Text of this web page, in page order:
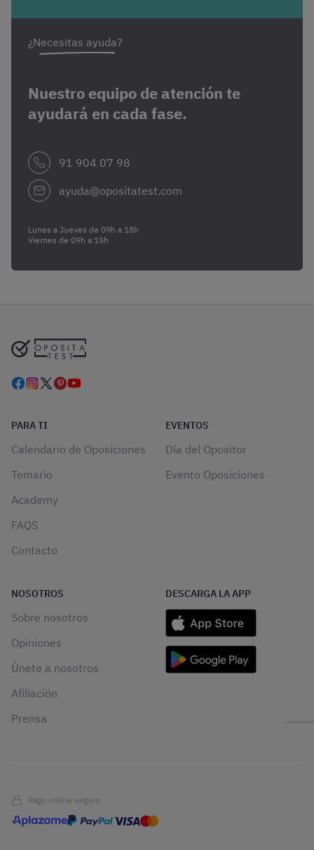
¿Necesitas ayuda?
Nuestro equipo de atención te
ayudará en cada fase.
91 904 07 98
ayuda@opositatest.com
Lunes a Jueves de 09h a 18h
Viernes de 09h a 15h